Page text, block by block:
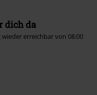
dich da
erreichbar von 08:00